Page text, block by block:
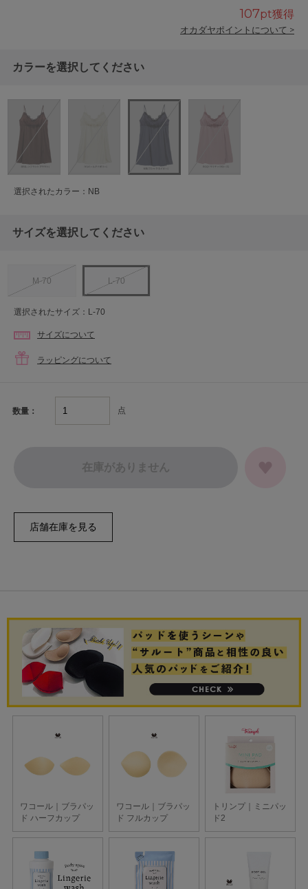
107pt獲得
オカダヤポイントについて >
カラーを選択してください
選択されたカラー：NB
サイズを選択してください
M-70 L-70
選択されたサイズ：L-70
サイズについて
ラッピングについて
数量： 点
在庫がありません